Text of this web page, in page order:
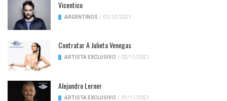
Vicentico
ARGENTINOS / 01/12/2021
Contratar A Julieta Venegas
ARTISTA EXCLUSIVO / 02/11/2021
Alejandro Lerner
ARTISTA EXCLUSIVO / 01/11/2021